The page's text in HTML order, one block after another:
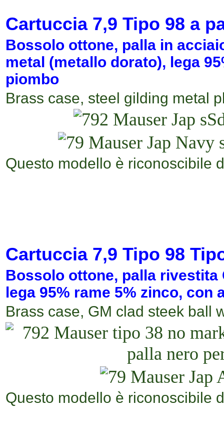
Cartuccia 7,9 Tipo 98 a
Bossolo ottone, palla in
metal (metallo dorato), lega
piombo
Brass case, steel gilding metal
Questo modello è riconoscibile
Cartuccia 7,9 Tipo 98
Bossolo ottone, palla rivestita
lega 95% rame 5% zinco, con
Brass case, GM clad steek ball
Questo modello è riconoscibile